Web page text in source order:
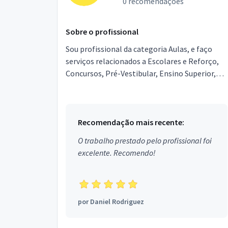
Sobre o profissional
Sou profissional da categoria Aulas, e faço
serviços relacionados a Escolares e Reforço,
Concursos, Pré-Vestibular, Ensino Superior,
Recomendação mais recente:
O trabalho prestado pelo profissional foi
excelente. Recomendo!
porDaniel Rodriguez